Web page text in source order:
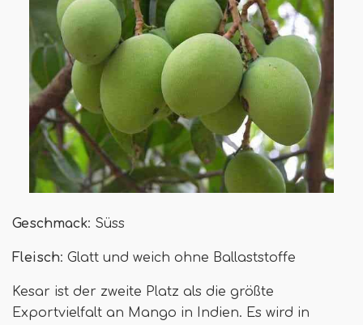
Geschmack: Süss
Fleisch: Glatt und weich ohne Ballaststoffe
Kesar ist der zweite Platz als die größte
Exportvielfalt an Mango in Indien. Es wird in